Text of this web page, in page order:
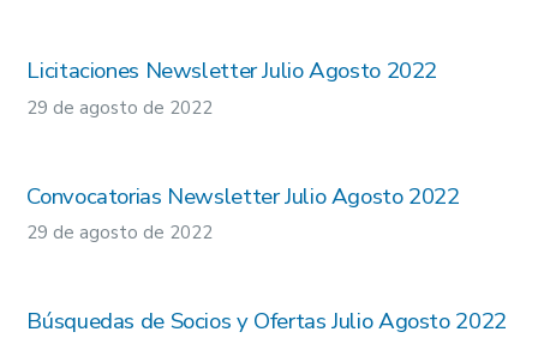
Licitaciones Newsletter Julio Agosto 2022
29 de agosto de 2022
Convocatorias Newsletter Julio Agosto 2022
29 de agosto de 2022
Búsquedas de Socios y Ofertas Julio Agosto 2022